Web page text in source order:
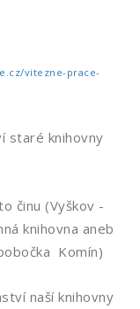
vitezne-prace-
staré knihovny
činu (Vyškov -
knihovna aneb
Komín)
naší knihovny